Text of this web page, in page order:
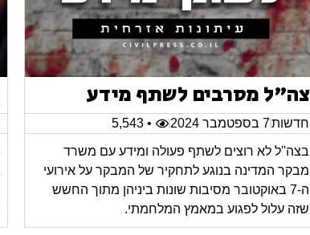
צה"ל מסרבים לשתף מידע
חדשות7 בספטמבר 2024 • 5,543
בצה''ל לא רוצים לשתף פעולה ומידע עם משרד
מבקר המדינה בנוגע לתחקיר של המבקר על אירועי
ה-7 באוקטובר מסיבות שונות ביניהן מתוך החשש
שזה עלול לפגוע במאמץ המלחמתי.